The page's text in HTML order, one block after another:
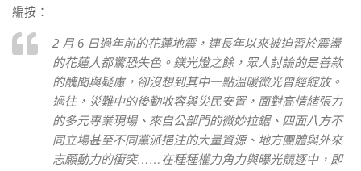
編按：
2 月 6 日過年前的花蓮地震，連長年以來被迫習於震盪
的花蓮人都驚恐失色。鎂光燈之餘，眾人討論的是善款
的醜聞與疑慮，卻沒想到其中一點溫暖微光曾經綻放。
過往，災難中的後勤收容與災民安置，面對高情緒張力
的多元專業現場、來自公部門的微妙拉鋸、四面八方不
同立場甚至不同黨派挹注的大量資源、地方團體與外來
志願動力的衝突……在種種權力角力與曝光競逐中，即